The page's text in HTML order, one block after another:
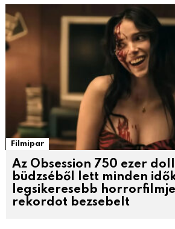
Filmipar
Az Obsession 750 ezer
büdzséből lett minden
legsikeresebb
rekordot bezsebelt